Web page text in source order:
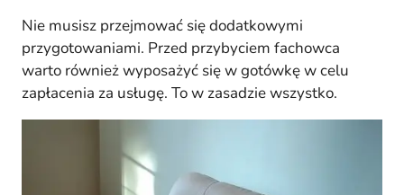
Nie musisz przejmować się dodatkowymi
przygotowaniami. Przed przybyciem fachowca
warto również wyposażyć się w gotówkę w celu
zapłacenia za usługę. To w zasadzie wszystko.